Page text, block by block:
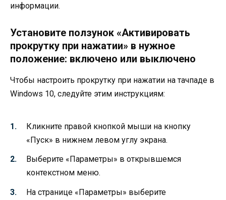
информации.
Установите ползунок «Активировать
прокрутку при нажатии» в нужное
положение: включено или выключено
Чтобы настроить прокрутку при нажатии на тачпаде в
Windows 10, следуйте этим инструкциям:
Кликните правой кнопкой мыши на кнопку
«Пуск» в нижнем левом углу экрана.
Выберите «Параметры» в открывшемся
контекстном меню.
На странице «Параметры» выберите